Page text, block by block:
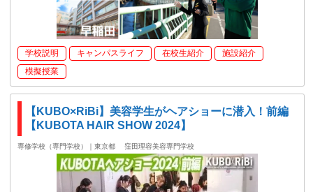
学校説明 キャンパスライフ 在校生紹介
施設紹介
模擬授業
【KUBO×RiBi】美容学生がヘアショーに潜入！前編
【KUBOTA HAIR SHOW 2024】
専修学校（専門学校）｜東京都 窪田理容美容専門学校